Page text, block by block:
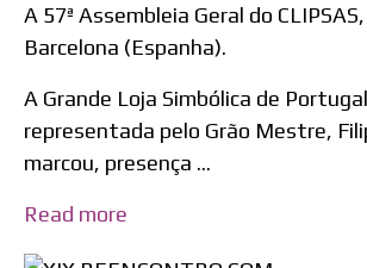
A 57ª Assembleia Geral do
Barcelona (Espanha).
A Grande Loja Simbólica de
representada pelo Grão Mestre,
marcou, presença ...
Read more